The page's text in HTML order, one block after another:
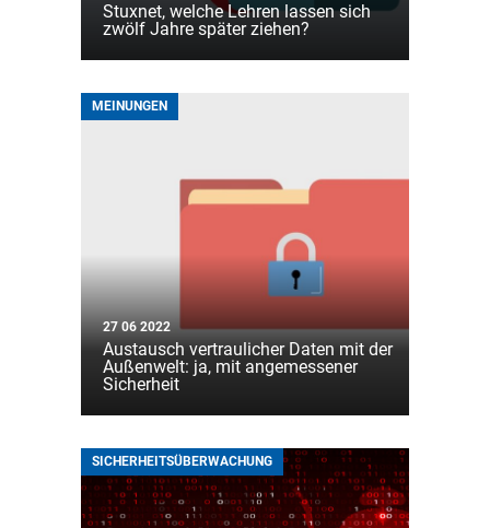
Stuxnet, welche Lehren lassen sich
zwölf Jahre später ziehen?
MEINUNGEN
27 06 2022
Austausch vertraulicher Daten mit der
Außenwelt: ja, mit angemessener
Sicherheit
SICHERHEITSÜBERWACHUNG